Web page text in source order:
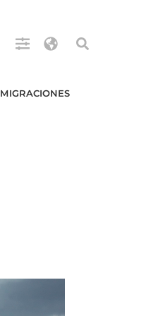
MIGRACIONES